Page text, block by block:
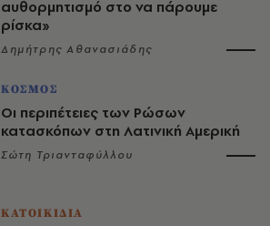
αυθορμητισμό στο να πάρουμε
ρίσκα»
Δημήτρης Αθανασιάδης
ΚΟΣΜΟΣ
Οι περιπέτειες των Ρώσων
κατασκόπων στη Λατινική Αμερική
Σώτη Τριανταφύλλου
ΚΑΤΟΙΚΙΔΙΑ